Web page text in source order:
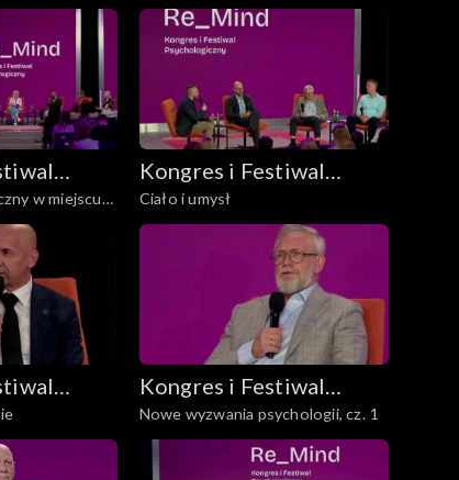
w miejscu
Kongres i Festiwal
Psychologiczny
Re_Mind
Ciało i umysł
Kongres i Festiwal
Psychologiczny
Re_Mind
Nowe wyzwania psychologii, cz. 1